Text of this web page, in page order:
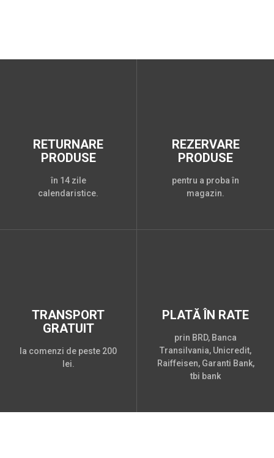
RETURNARE
PRODUSE
în 14 zile
calendaristice.
REZERVARE
PRODUSE
pentru a proba în
magazin.
TRANSPORT
GRATUIT
la comenzi de peste 200
lei.
PLATĂ ÎN RATE
prin BRD, Banca
Transilvania, Unicredit,
Raiffeisen, Garanti Bank,
tbi bank